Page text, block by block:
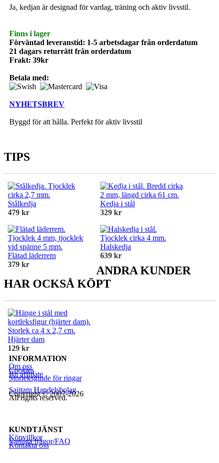
Ja, kedjan är designad för vardag, träning och aktiv livsstil.
Finns i lager
Förväntad leveranstid: 1-5 arbetsdagar från orderdatum
21 dagars returrätt från orderdatum
Frakt: 39kr
Betala med:
NYHETSBREV
Byggd för att hålla. Perfekt för aktiv livsstil
TIPS
Stålkedja
479 kr
Kedja i stål
329 kr
Flätad läderrem
379 kr
Halskedja
639 kr
ANDRA KUNDER
HAR OCKSÅ KÖPT
Hjärter dam
129 kr
INFORMATION
Om oss
Cookies
Bli affiliate
Storleksguide för ringar
Saijtam Handelsbolag
Copyright © 2007-2026
All rights reserved.
KUNDTJÄNST
Köpvillkor
Vanliga frågor/FAQ
Kontakta oss